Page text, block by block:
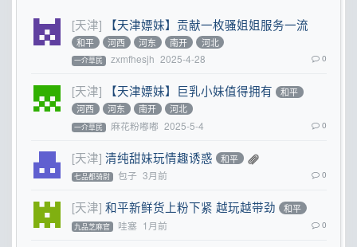
[天津] 【天津嫖妹】贡献一枚骚姐姐服务一流
和平 河西 河东 南开 河北
一介草民 zxmfhesjh 2025-4-28 0
[天津] 【天津嫖妹】巨乳小妹值得拥有
和平
河西
河东 南开 河北
一介草民 麻花粉嘟嘟 2025-5-4 0
[天津] 清纯甜妹玩情趣诱惑 和平
七品都骑尉 包子 3月前 0
[天津] 和平新鲜货上粉下紧 越玩越带劲 和平
九品芝麻官 哇塞 1月前 0